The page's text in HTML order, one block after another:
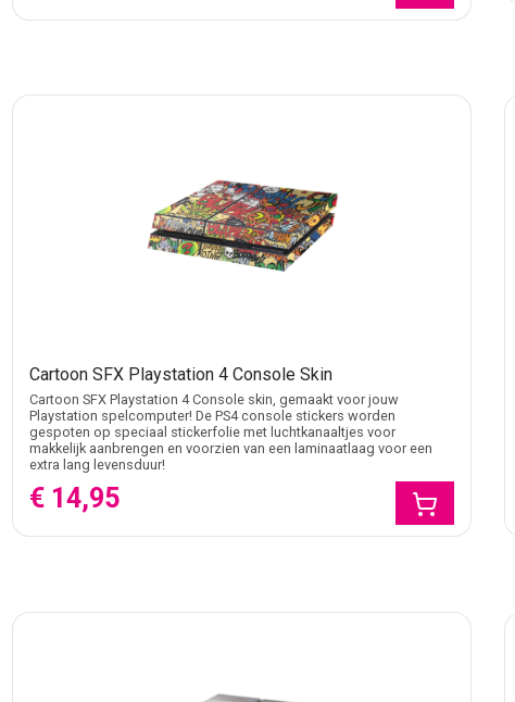
Cartoon SFX Playstation 4 Console Skin
Cartoon SFX Playstation 4 Console skin, gemaakt voor jouw
Playstation spelcomputer! De PS4 console stickers worden
gespoten op speciaal stickerfolie met luchtkanaaltjes voor
makkelijk aanbrengen en voorzien van een laminaatlaag voor een
extra lang levensduur!
€ 14,95